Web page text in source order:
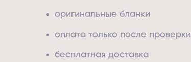
оригинальные бланки
оплата только после проверки
бесплатная доставка